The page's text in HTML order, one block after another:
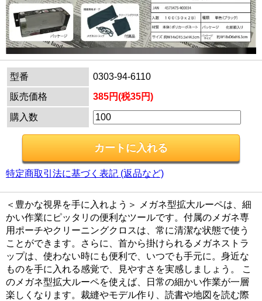
型番
0303-94-6110
販売価格
385円(税35円)
購入数
特定商取引法に基づく表記 (返品など)
＜豊かな視界を手に入れよう＞ メガネ型拡大ルーペは、細
かい作業にピッタリの便利なツールです。付属のメガネ専
用ポーチやクリーニングクロスは、常に清潔な状態で使う
ことができます。さらに、首から掛けられるメガネストラ
ップは、使わない時にも便利で、いつでも手元に。身近な
ものを手に入れる感覚で、見やすさを実感しましょう。 こ
のメガネ型拡大ルーペを使えば、日常の細かい作業が一層
楽しくなります。裁縫やモデル作り、読書や地図を読む際